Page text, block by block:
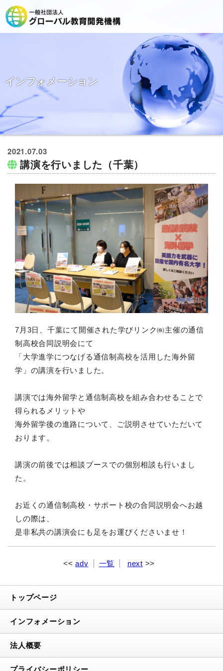
インフォメーション
2021.07.03
講演を行いました（千葉）
7月3日、千葉にて開催された学びリンク㈱主催の通信
制高校合同説明会にて
「大学進学につなげる通信制高校を活用した海外留
学」の講演を行いました。
講演では海外留学と通信制高校を組み合わせることで
得られるメリットや
海外留学後の進路について、ご説明させていただいて
おります。
講演の前後では相談ブースでの個別相談も行いまし
た。
お近くの通信制高校・サポート校の合同説明会へお越
しの際は、
是非私共の講演会にも足をお運びくださいませ！
adv 一覧 next
トップページ
インフォメーション
法人概要
プライバシーポリシー